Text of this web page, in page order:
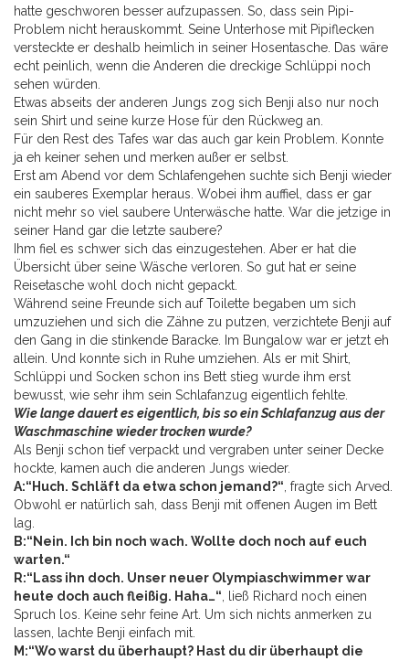
hatte geschworen besser aufzupassen. So, dass sein Pipi-
Problem nicht herauskommt. Seine Unterhose mit Pipiflecken
versteckte er deshalb heimlich in seiner Hosentasche. Das wäre
echt peinlich, wenn die Anderen die dreckige Schlüppi noch
sehen würden.
Etwas abseits der anderen Jungs zog sich Benji also nur noch
sein Shirt und seine kurze Hose für den Rückweg an.
Für den Rest des Tafes war das auch gar kein Problem. Konnte
ja eh keiner sehen und merken außer er selbst.
Erst am Abend vor dem Schlafengehen suchte sich Benji wieder
ein sauberes Exemplar heraus. Wobei ihm auffiel, dass er gar
nicht mehr so viel saubere Unterwäsche hatte. War die jetzige in
seiner Hand gar die letzte saubere?
Ihm fiel es schwer sich das einzugestehen. Aber er hat die
Übersicht über seine Wäsche verloren. So gut hat er seine
Reisetasche wohl doch nicht gepackt.
Während seine Freunde sich auf Toilette begaben um sich
umzuziehen und sich die Zähne zu putzen, verzichtete Benji auf
den Gang in die stinkende Baracke. Im Bungalow war er jetzt eh
allein. Und konnte sich in Ruhe umziehen. Als er mit Shirt,
Schlüppi und Socken schon ins Bett stieg wurde ihm erst
bewusst, wie sehr ihm sein Schlafanzug eigentlich fehlte.
Wie lange dauert es eigentlich, bis so ein Schlafanzug aus der
Waschmaschine wieder trocken wurde?
Als Benji schon tief verpackt und vergraben unter seiner Decke
hockte, kamen auch die anderen Jungs wieder.
A:“Huch. Schläft da etwa schon jemand?“, fragte sich Arved.
Obwohl er natürlich sah, dass Benji mit offenen Augen im Bett
lag.
B:“Nein. Ich bin noch wach. Wollte doch noch auf euch
warten.“
R:“Lass ihn doch. Unser neuer Olympiaschwimmer war
heute doch auch fleißig. Haha…“, ließ Richard noch einen
Spruch los. Keine sehr feine Art. Um sich nichts anmerken zu
lassen, lachte Benji einfach mit.
M:“Wo warst du überhaupt? Hast du dir überhaupt die